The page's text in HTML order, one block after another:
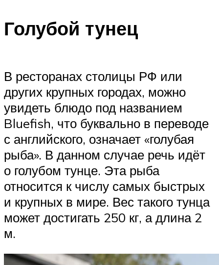
Голубой тунец
В ресторанах столицы РФ или
других крупных городах, можно
увидеть блюдо под названием
Bluefish, что буквально в переводе
с английского, означает «голубая
рыба». В данном случае речь идёт
о голубом тунце. Эта рыба
относится к числу самых быстрых
и крупных в мире. Вес такого тунца
может достигать 250 кг, а длина 2
м.